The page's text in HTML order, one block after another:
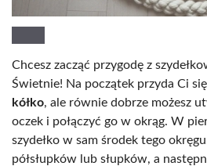
Chcesz zacząć przygodę z
Świetnie! Na początek przyda Ci
kółko, ale równie dobrze możesz
oczek i połączyć go w okrąg. W
szydełko w sam środek tego
półsłupków lub słupków, a